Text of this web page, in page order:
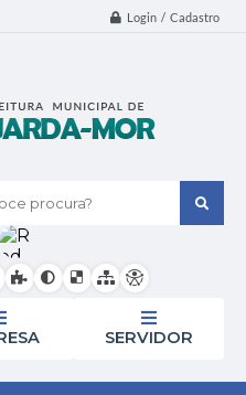
Login / Cadastro
SERVIDOR